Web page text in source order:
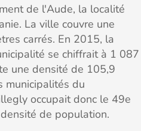
de l'Aude, la localité
La ville couvre une
carrés. En 2015, la
se chiffrait à 1 087
une densité de 105,9
municipalités du
occupait donc le 49e
de population.